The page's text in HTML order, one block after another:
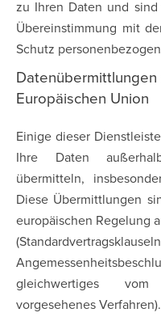
zu Ihren Daten und
Übereinstimmung mit
Schutz
Europäischen Union
Einige dieser
Ihre Daten
übermitteln,
Diese Übermittlungen
europäischen Regelung
gleichwertiges vom
vorgesehenes Verfahren).